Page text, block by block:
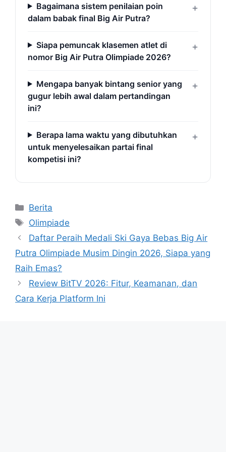
Bagaimana sistem penilaian poin
dalam babak final Big Air Putra?
Siapa pemuncak klasemen atlet di
nomor Big Air Putra Olimpiade 2026?
Mengapa banyak bintang senior yang
gugur lebih awal dalam pertandingan
ini?
Berapa lama waktu yang dibutuhkan
untuk menyelesaikan partai final
kompetisi ini?
Categories
Berita
Tags
Olimpiade
Daftar Peraih Medali Ski Gaya Bebas Big Air
Putra Olimpiade Musim Dingin 2026, Siapa yang
Raih Emas?
Review BitTV 2026: Fitur, Keamanan, dan
Cara Kerja Platform Ini